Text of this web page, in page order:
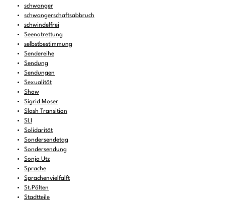
schwanger
schwangerschaftsabbruch
schwindelfrei
Seenotrettung
selbstbestimmung
Sendereihe
Sendung
Sendungen
Sexualität
Show
Sigrid Moser
Slash Transition
SLI
Solidarität
Sondersendetag
Sondersendung
Sonja Utz
Sprache
Sprachenvielfalft
St.Pölten
Stadtteile